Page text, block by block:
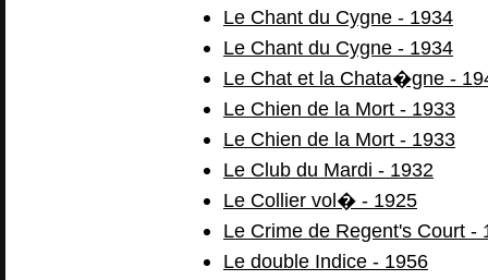
Le Chant du Cygne - 1934
Le Chant du Cygne - 1934
Le Chat et la Chata�gne -
Le Chien de la Mort - 1933
Le Chien de la Mort - 1933
Le Club du Mardi - 1932
Le Collier vol� - 1925
Le Crime de Regent's Court -
Le double Indice - 1956